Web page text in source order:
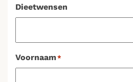
Dieetwensen
Voornaam*